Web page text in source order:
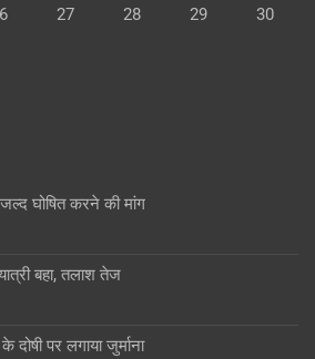
27 28 29 30
घोषित करने की मांग
बहा, तलाश तेज
पर लगाया जुर्माना